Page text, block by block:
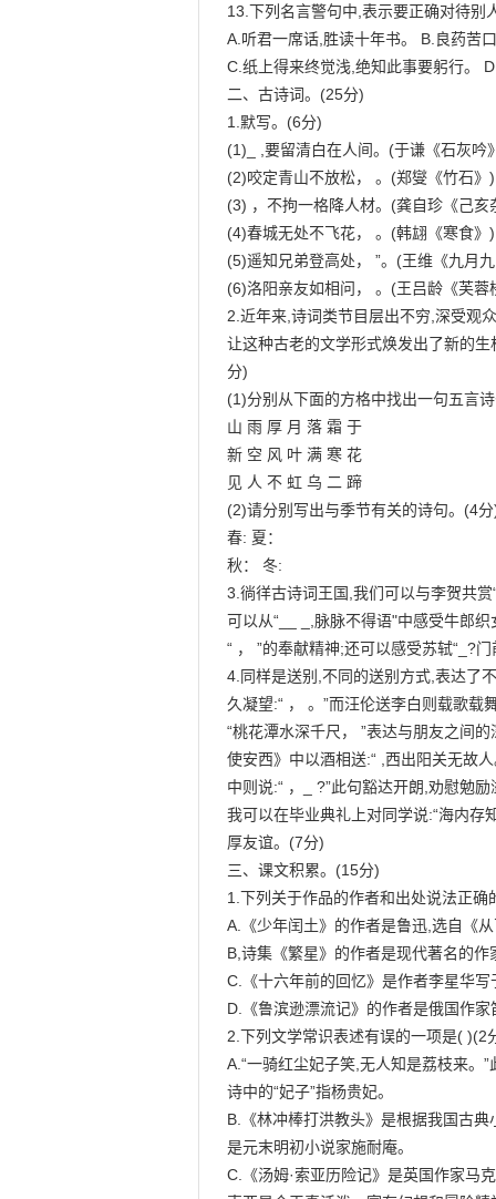
13.下列名言警句中,表示要正确对待别
A.听君一席话,胜读十年书。 B.良药苦
C.纸上得来终觉浅,绝知此事要躬行。
二、古诗词。(25分)
1.默写。(6分)
(1)_ ,要留清白在人间。(于谦《石灰吟
(2)咬定青山不放松， 。(郑燮《竹石》)
(3) ，不拘一格降人材。(龚自珍《己亥
(4)春城无处不飞花， 。(韩翃《寒食》)
(5)遥知兄弟登高处， ”。(王维《九月
(6)洛阳亲友如相问， 。(王吕龄《芙蓉
2.近年来,诗词类节目层出不穷,深受观
让这种古老的文学形式焕发出了新的
分)
(1)分别从下面的方格中找出一句五言
山 雨 厚 月 落 霜 于
新 空 风 叶 满 寒 花
见 人 不 虹 乌 二 蹄
(2)请分别写出与季节有关的诗句。(4
春: 夏：
秋： 冬:
3.徜徉古诗词王国,我们可以与李贺共
可以从“__ _,脉脉不得语"中感受牛郎
“ ， ”的奉献精神;还可以感受苏轼“_?
4.同样是送别,不同的送别方式,表达了
久凝望:“ ， 。”而汪伦送李白则载歌载
“桃花潭水深千尺， ”表达与朋友之间
使安西》中以酒相送:“ ,西出阳关无故
中则说:“ ，_ ?”此句豁达开朗,劝慰勉
我可以在毕业典礼上对同学说:“海内存
厚友谊。(7分)
三、课文积累。(15分)
1.下列关于作品的作者和出处说法正确
A.《少年闰土》的作者是鲁迅,选自《
B,诗集《繁星》的作者是现代著名的作
C.《十六年前的回忆》是作者李星华
D.《鲁滨逊漂流记》的作者是俄国作
2.下列文学常识表述有误的一项是( )(2
A.“一骑红尘妃子笑,无人知是荔枝来。
诗中的“妃子”指杨贵妃。
B.《林冲棒打洪教头》是根据我国古
是元末明初小说家施耐庵。
C.《汤姆·索亚历险记》是英国作家马